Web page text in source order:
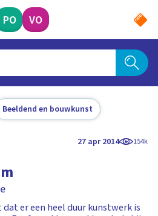
PO VO
Beeldend en bouwkunst
27 apr 2014 154k
dat er een heel duur kunstwerk is